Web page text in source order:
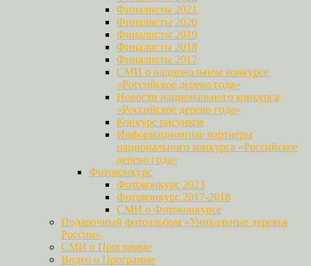
Финалисты 2021
Финалисты 2020
Финалисты 2019
Финалисты 2018
Финалисты 2017
СМИ о национальном конкурсе
«Российское дерево года»
Новости национального конкурса
«Российское дерево года»
Конкурс рисунков
Информационные партнеры
национального конкурса «Российское
дерево года»
Фотоконкурс
Фотоконкурс 2023
Фотоконкурс 2017-2018
СМИ о Фотоконкурсе
Подарочный фотоальбом «Уникальные деревья
России»
СМИ о Программе
Видео о Программе